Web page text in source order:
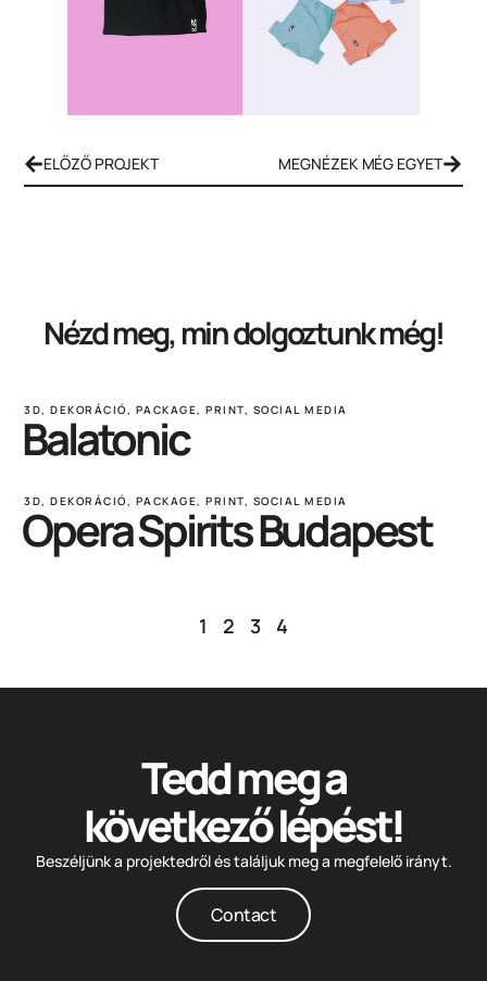
ELŐZŐ PROJEKT MEGNÉZEK MÉG EGYET
Nézd meg, min dolgoztunk még!
3D,DEKORÁCIÓ, PACKAGE,PRINT, SOCIAL MEDIA
Balatonic
3D,DEKORÁCIÓ, PACKAGE,PRINT, SOCIAL MEDIA
Opera Spirits Budapest
1 2 3 4
Tedd meg a
következő lépést!
Beszéljünk a projektedről és találjuk meg a megfelelő irányt.
Contact